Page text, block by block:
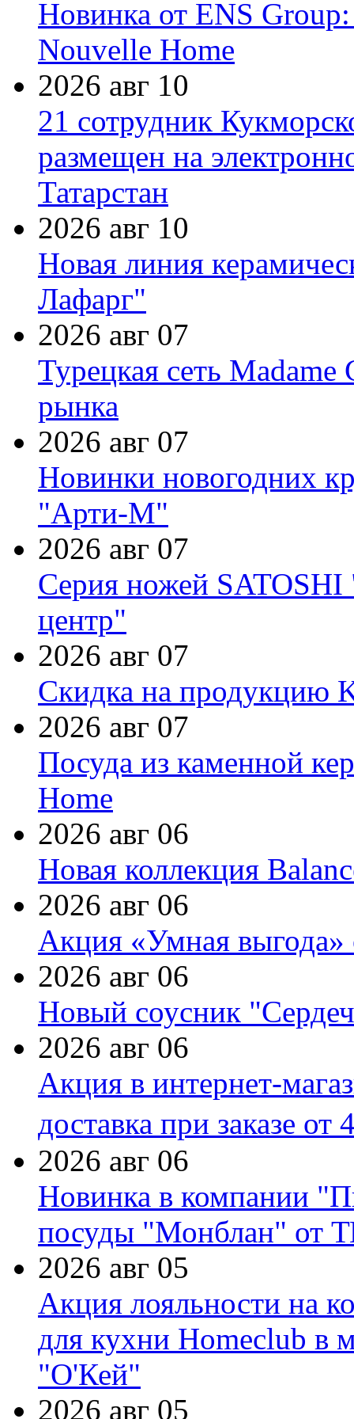
Новинка от ENS
Nouvelle Home
2026 авг 10
21 сотрудник
размещен на
Татарстан
2026 авг 10
Новая линия
Лафарг"
2026 авг 07
Турецкая сеть Madame
рынка
2026 авг 07
Новинки новогодних
"Арти-М"
2026 авг 07
Серия ножей
центр"
2026 авг 07
Скидка на продукцию
2026 авг 07
Посуда из каменной
Home
2026 авг 06
Новая коллекция
2026 авг 06
Акция «Умная выгода»
2026 авг 06
Новый соусник
2026 авг 06
Акция в интернет-
доставка при заказе от
2026 авг 06
Новинка в компании
посуды "Монблан" от
2026 авг 05
Акция лояльности на
для кухни Homeclub в
"О'Кей"
2026 авг 05